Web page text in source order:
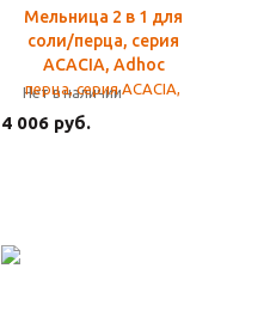
Мельница 2 в 1 для
соли/перца, серия
ACACIA, Adhoc
Нет в наличии
4 006 руб.